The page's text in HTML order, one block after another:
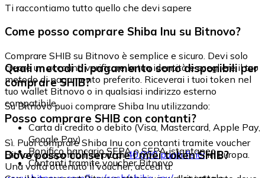
Ti raccontiamo tutto quello che devi sapere
Come posso comprare Shiba Inu su Bitnovo?
Comprare SHIB su Bitnovo è semplice e sicuro. Devi solo
creare un account, verificare la tua identità e scegliere il tuo
metodo di pagamento preferito. Riceverai i tuoi token nel
tuo wallet Bitnovo o in qualsiasi indirizzo esterno
compatibile.
Quali metodi di pagamento sono disponibili per
comprare SHIB?
Su Bitnovo puoi comprare Shiba Inu utilizzando:
Carta di credito o debito (Visa, Mastercard, Apple Pay,
Google Pay)
Bonifico bancario SEPA o SEPA istantaneo
Contanti tramite voucher Bitnovo
Posso comprare SHIB con contanti?
Sì. Puoi comprare Shiba Inu con contanti tramite voucher
Bitnovo, disponibili in più di40.000 punti fisiciin Europa.
Una volta ottenuto il voucher, accedi a:
Dove posso conservare i miei token SHIB?